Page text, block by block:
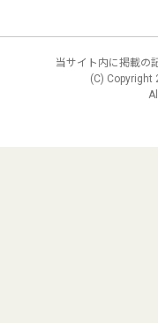
当サイト内に掲載の
(C) Copyright